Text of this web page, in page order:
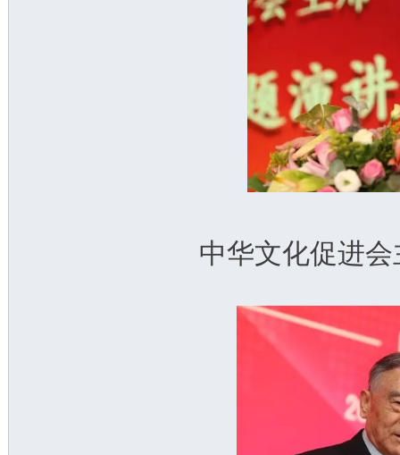
中华文化促进